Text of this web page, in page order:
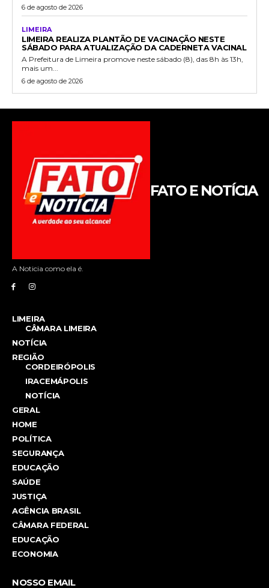
6 de agosto de 2026
LIMEIRA
LIMEIRA REALIZA PLANTÃO DE VACINAÇÃO NESTE
SÁBADO PARA ATUALIZAÇÃO DA CADERNETA VACINAL
A Prefeitura de Limeira promove neste sábado (8), das 8h às 13h,
mais um...
6 de agosto de 2026
FATO E NOTÍCIA
A Noticia como ela é.
LIMEIRA
CÂMARA LIMEIRA
NOTÍCIA
REGIÃO
CORDEIRÓPOLIS
IRACEMÁPOLIS
NOTÍCIA
GERAL
HOME
POLÍTICA
SEGURANÇA
EDUCAÇÃO
SAÚDE
JUSTIÇA
AGÊNCIA BRASIL
CÂMARA FEDERAL
EDUCAÇÃO
ECONOMIA
NOSSO EMAIL